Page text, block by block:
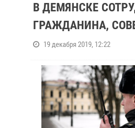
В ДЕМЯНСКЕ
ГРАЖДАНИНА,
19 декабря 2019, 12:22